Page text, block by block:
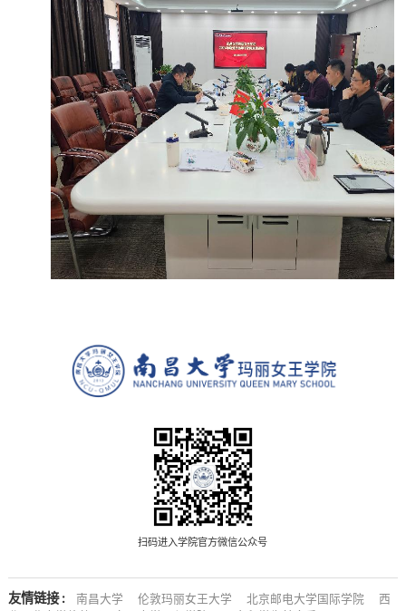
扫码进入学院官方微信公众号
友情链接 : 南昌大学 伦敦玛丽女王大学 北京邮电大学国际学院
西